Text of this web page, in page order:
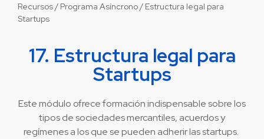
Recursos/ Programa Asíncrono/ Estructura legal para
Startups
17. Estructura legal para
Startups
Este módulo ofrece formación indispensable sobre los
tipos de sociedades mercantiles, acuerdos y
regímenes a los que se pueden adherir las startups.